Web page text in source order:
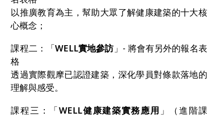
以推廣教育為主，幫助大眾了解健康建築的十大核
心概念；
課程二：「WELL實地參訪」- 將會有另外的報名表
格
透過實際觀摩已認證建築，深化學員對條款落地的
理解與感受。
課程三：「WELL健康建築實務應用 」（進階課